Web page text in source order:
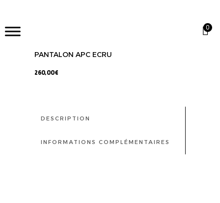
0
PANTALON APC ECRU
260,00€
DESCRIPTION
INFORMATIONS COMPLÉMENTAIRES